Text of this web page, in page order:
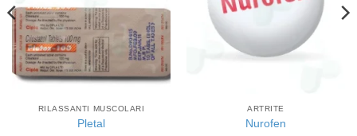
RILASSANTI MUSCOLARI
Pletal
ARTRITE
Nurofen